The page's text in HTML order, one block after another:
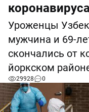
Уроженцы
мужчина и 69-
скончались от
йоркском
29928 0